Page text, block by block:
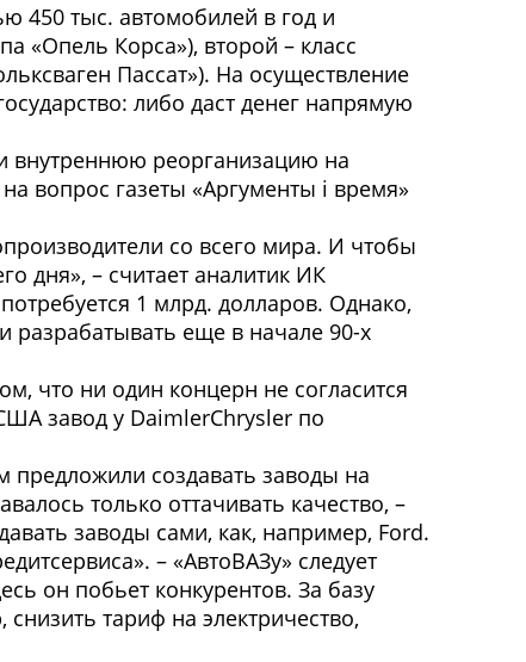
450 тыс. автомобилей в год и
«Опель Корса»), второй – класс
Пассат»). На осуществление
либо даст денег напрямую
внутреннюю реорганизацию на
вопрос газеты «Аргументы i время»
со всего мира. И чтобы
дня», – считает аналитик ИК
1 млрд. долларов. Однако,
разрабатывать еще в начале 90-х
что ни один концерн не согласится
завод у DaimlerChrysler по
предложили создавать заводы на
только оттачивать качество, –
заводы сами, как, например, Ford.
– «АвтоВАЗу» следует
он побьет конкурентов. За базу
тариф на электричество,